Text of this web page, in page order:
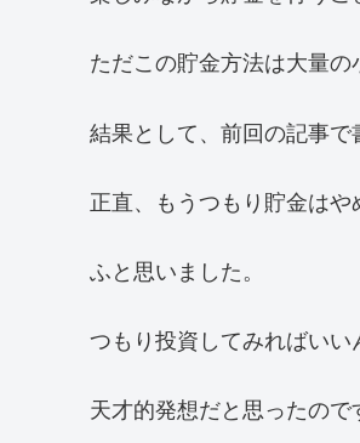
ただこの貯金方法は大量の
結果として、前回の記事で
正直、もうつもり貯金は
ふと思いました。
つもり投資してみればいい
天才的発想だと思ったの